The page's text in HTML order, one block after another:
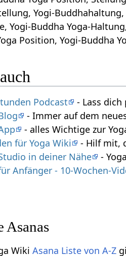
Yogi-Buddhahaltung,
Yogi-Buddha Yoga-
Position, Yogi-Buddha
Podcast
- Lass
- Immer auf dem
- alles Wichtige zur
für Yoga Wiki
- Hilf mit,
in deiner Nähe
-
Anfänger - 10-Wochen-
Asanas
WikiAsana Liste von A-Z